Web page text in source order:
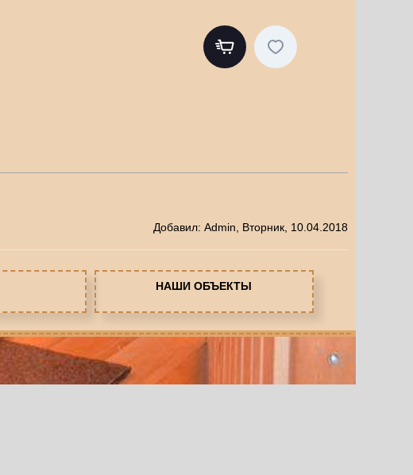
Добавил: Admin , Вторник, 10.04.2018
НАШИ ОБЪЕКТЫ